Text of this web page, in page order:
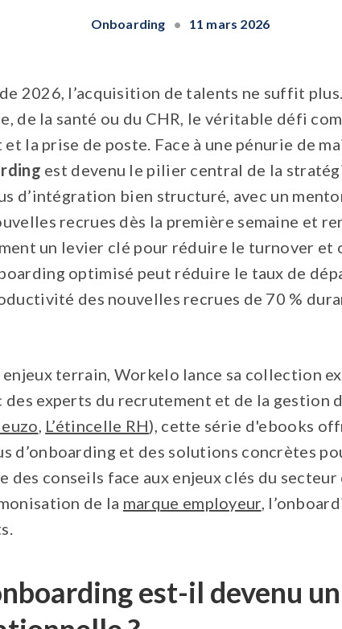
Onboarding • 11 mars 2026
2026, l’acquisition de talents ne suffit
de la santé ou du CHR, le véritable défi
la prise de poste. Face à une pénurie de
est devenu le pilier central de la
d’intégration bien structuré, avec un
recrues dès la première semaine et
un levier clé pour réduire le turnover et
optimisé peut réduire le taux de
des nouvelles recrues de 70 %
terrain, Workelo lance sa collection
des experts du recrutement et de la gestion
, L’étincelle RH), cette série d'ebooks
d’onboarding et des solutions concrètes
des conseils face aux enjeux clés du
de la marque employeur,
est-il devenu